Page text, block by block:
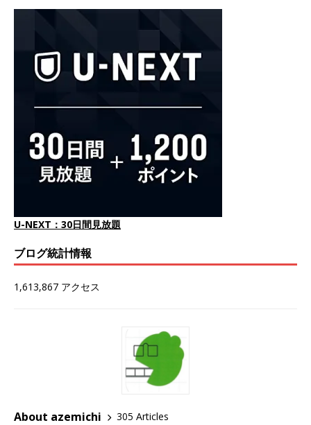
U-NEXT：30日間見放題
ブログ統計情報
1,613,867 アクセス
About azemichi
305 Articles